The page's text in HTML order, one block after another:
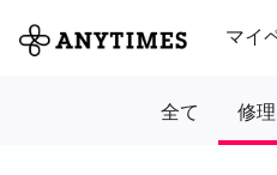
マイ
全て 修